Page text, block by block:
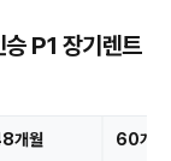
P1 장기렌트
개월 60개월